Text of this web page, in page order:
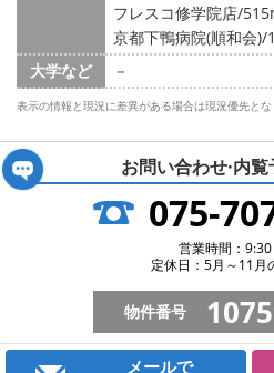
フレスコ修学院店/
京都下鴨病院(順和会
大学など
－
表示の情報と現況に差異がある場合は現況優先とな
お問い合わせ·内
075-
営業時間：
定休日：5月～11月
物件番号
メールで